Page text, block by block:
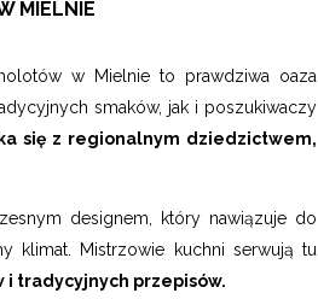
MIELNIE
w Mielnie to prawdziwa oaza
smaków, jak i poszukiwaczy
się z regionalnym dziedzictwem,
designem, który nawiązuje do
klimat. Mistrzowie kuchni serwują tu
tradycyjnych przepisów.